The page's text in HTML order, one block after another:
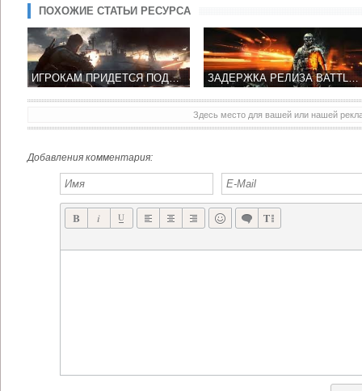
ПОХОЖИЕ СТАТЬИ РЕСУРСА
ИГРОКАМ ПРИДЕТСЯ ПОДОЖДАТЬ ЕЩЕ 2 ГОДА ДО ПОЯВЛЕНИЯ НОВОЙ ЧАСТИ ИГРЫ BATTLEFIELD 5 ЗАДЕРЖКА РЕЛИЗА BATTLEFIELD 5 ПОЗВОЛИТ ОПТИМИЗИРОВАТЬ ЕЁ ПОТЕНЦИАЛ ДЛЯ ДАЛЬНЕЙШЕГО РАЗВИТИЯ
Здесь место для вашей или нашей
Добавления комментария: